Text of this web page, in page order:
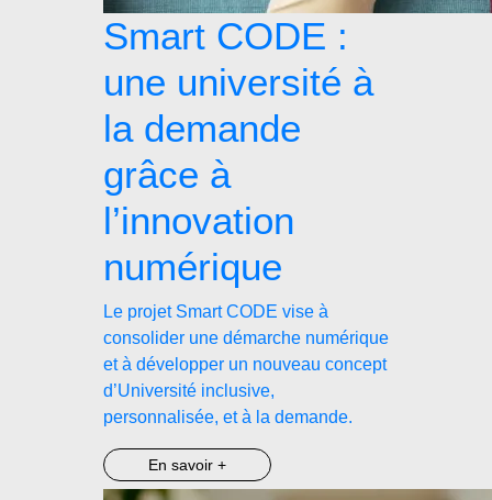
Smart CODE :
une université à
la demande
grâce à
l’innovation
numérique
Le projet Smart CODE vise à
consolider une démarche numérique
et à développer un nouveau concept
d’Université inclusive,
personnalisée, et à la demande.
En savoir +